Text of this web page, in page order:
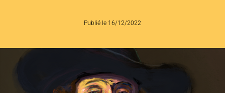
JOËL SUHUBIETTE
AGENDA
Publié le 16/12/2022